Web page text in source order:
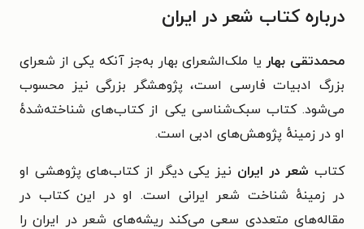
درباره کتاب شعر در ایران
محمدتقی بهار یا ملک‌الشعرای بهار به‌جز آنکه یکی از شعرای
بزرگ ادبیات فارسی است، پژوهشگر بزرگی نیز محسوب
می‌شود. کتاب سبک‌شناسی یکی از کتاب‌های شناخته‌شدهٔ
او در زمینهٔ پژوهش‌های ادبی است.
کتاب شعر در ایران نیز یکی دیگر از کتاب‌های پژوهشی او
در زمینه‌ٔ شناخت شعر ایرانی است. او در این کتاب در
مقاله‌های متعددی سعی می‌کند ریشه‌های شعر در ایران را